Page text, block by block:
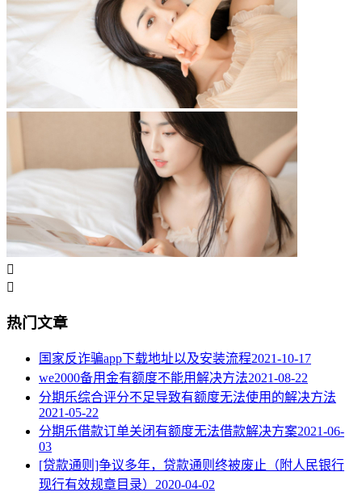


热门文章
国家反诈骗app下载地址以及安装流程2021-10-17
we2000备用金有额度不能用解决方法2021-08-22
分期乐综合评分不足导致有额度无法使用的解决方法
2021-05-22
分期乐借款订单关闭有额度无法借款解决方案2021-06-
03
[贷款通则]争议多年，贷款通则终被废止（附人民银行
现行有效规章目录） 2020-04-02